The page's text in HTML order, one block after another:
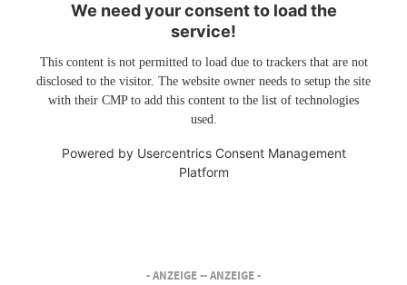
We need your consent to load the
service!
This content is not permitted to load due to trackers that are not
disclosed to the visitor. The website owner needs to setup the site
with their CMP to add this content to the list of technologies
used.
Powered by Usercentrics Consent Management
Platform
- ANZEIGE -- ANZEIGE -